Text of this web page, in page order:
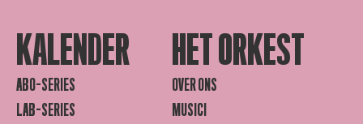
KALENDER
ABO-SERIES
LAB-SERIES
HET ORKEST
OVER ONS
MUSICI